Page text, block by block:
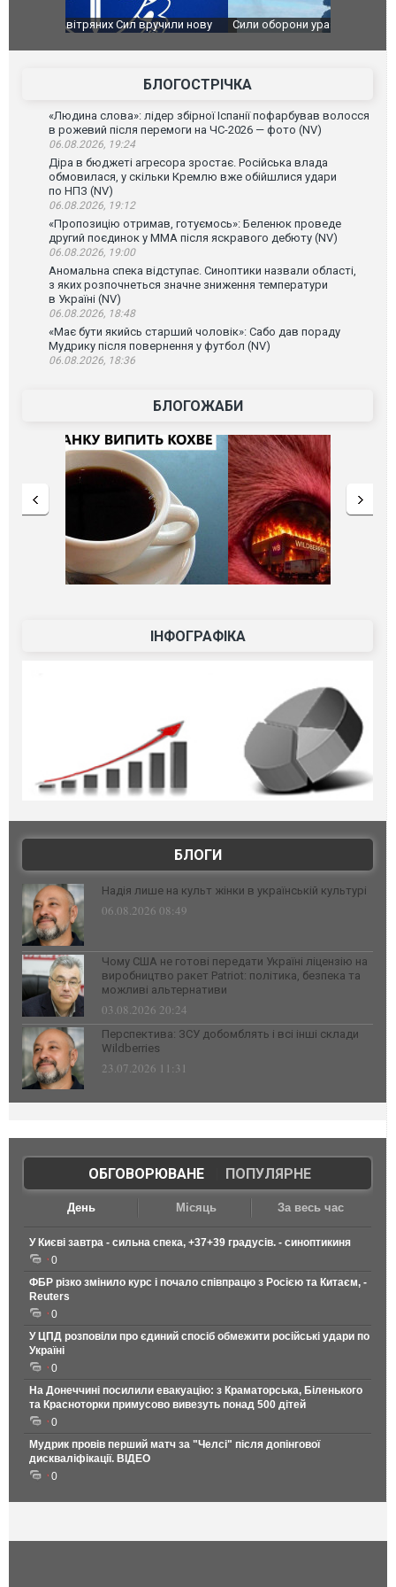
Сили оборони уразили Ярославський НПЗ:
атаку. ВІДЕО
Неймар
БЛОГОСТРІЧКА
«Людина слова»: лідер збірної Іспанії пофарбував волосся
в рожевий після перемоги на ЧС-2026 — фото (NV)
06.08.2026, 19:24
Діра в бюджеті агресора зростає. Російська влада
обмовилася, у скільки Кремлю вже обійшлися удари
по НПЗ (NV)
06.08.2026, 19:12
«Пропозицію отримав, готуємось»: Беленюк проведе
другий поєдинок у ММА після яскравого дебюту (NV)
06.08.2026, 19:00
Аномальна спека відступає. Синоптики назвали області,
з яких розпочнеться значне зниження температури
в Україні (NV)
06.08.2026, 18:48
«Має бути якийсь старший чоловік»: Сабо дав пораду
Мудрику після повернення у футбол (NV)
06.08.2026, 18:36
БЛОГОЖАБИ
ІНФОГРАФІКА
БЛОГИ
Надія лише на культ жінки в українській культурі
06.08.2026 08:49
Чому США не готові передати Україні ліцензію на
виробництво ракет Patriot: політика, безпека та
можливі альтернативи
03.08.2026 20:24
Перспектива: ЗСУ добомблять і всі інші склади
Wildberries
23.07.2026 11:31
ОБГОВОРЮВАНЕ| ПОПУЛЯРНЕ
День Місяць За весь час
У Києві завтра - сильна спека, +37+39 градусів. - синоптикиня
0
ФБР різко змінило курс і почало співпрацю з Росією та Китаєм, -
Reuters
0
У ЦПД розповіли про єдиний спосіб обмежити російські удари по
Україні
0
На Донеччині посилили евакуацію: з Краматорська, Біленького
та Красноторки примусово вивезуть понад 500 дітей
0
Мудрик провів перший матч за "Челсі" після допінгової
дискваліфікації. ВІДЕО
0